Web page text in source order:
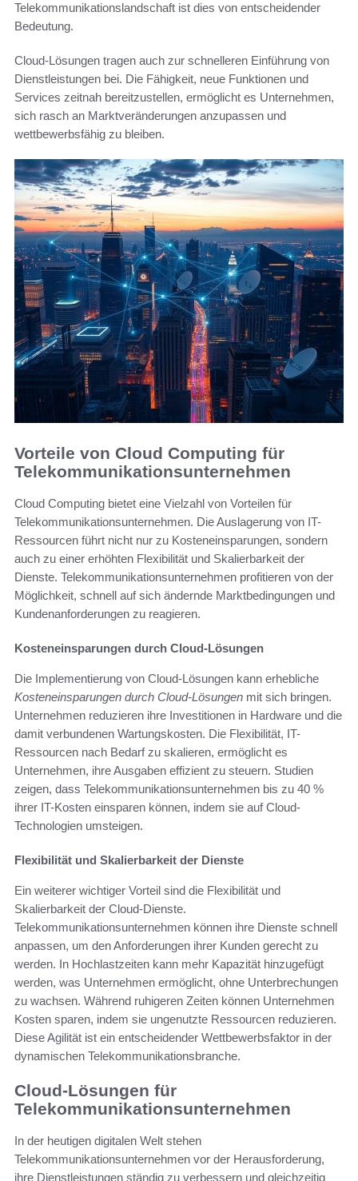
Telekommunikationslandschaft ist dies von entscheidender
Bedeutung.
Cloud-Lösungen tragen auch zur schnelleren Einführung von
Dienstleistungen bei. Die Fähigkeit, neue Funktionen und
Services zeitnah bereitzustellen, ermöglicht es Unternehmen,
sich rasch an Marktveränderungen anzupassen und
wettbewerbsfähig zu bleiben.
Vorteile von Cloud Computing für
Telekommunikationsunternehmen
Cloud Computing bietet eine Vielzahl von Vorteilen für
Telekommunikationsunternehmen. Die Auslagerung von IT-
Ressourcen führt nicht nur zu Kosteneinsparungen, sondern
auch zu einer erhöhten Flexibilität und Skalierbarkeit der
Dienste. Telekommunikationsunternehmen profitieren von der
Möglichkeit, schnell auf sich ändernde Marktbedingungen und
Kundenanforderungen zu reagieren.
Kosteneinsparungen durch Cloud-Lösungen
Die Implementierung von Cloud-Lösungen kann erhebliche
Kosteneinsparungen durch Cloud-Lösungen mit sich bringen.
Unternehmen reduzieren ihre Investitionen in Hardware und die
damit verbundenen Wartungskosten. Die Flexibilität, IT-
Ressourcen nach Bedarf zu skalieren, ermöglicht es
Unternehmen, ihre Ausgaben effizient zu steuern. Studien
zeigen, dass Telekommunikationsunternehmen bis zu 40 %
ihrer IT-Kosten einsparen können, indem sie auf Cloud-
Technologien umsteigen.
Flexibilität und Skalierbarkeit der Dienste
Ein weiterer wichtiger Vorteil sind die Flexibilität und
Skalierbarkeit der Cloud-Dienste.
Telekommunikationsunternehmen können ihre Dienste schnell
anpassen, um den Anforderungen ihrer Kunden gerecht zu
werden. In Hochlastzeiten kann mehr Kapazität hinzugefügt
werden, was Unternehmen ermöglicht, ohne Unterbrechungen
zu wachsen. Während ruhigeren Zeiten können Unternehmen
Kosten sparen, indem sie ungenutzte Ressourcen reduzieren.
Diese Agilität ist ein entscheidender Wettbewerbsfaktor in der
dynamischen Telekommunikationsbranche.
Cloud-Lösungen für
Telekommunikationsunternehmen
In der heutigen digitalen Welt stehen
Telekommunikationsunternehmen vor der Herausforderung,
ihre Dienstleistungen ständig zu verbessern und gleichzeitig